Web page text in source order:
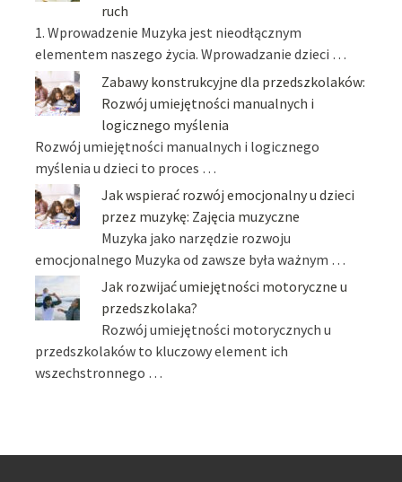
ruch
1. Wprowadzenie Muzyka jest nieodłącznym
elementem naszego życia. Wprowadzanie dzieci …
Zabawy konstrukcyjne dla przedszkolaków:
Rozwój umiejętności manualnych i
logicznego myślenia
Rozwój umiejętności manualnych i logicznego
myślenia u dzieci to proces …
Jak wspierać rozwój emocjonalny u dzieci
przez muzykę: Zajęcia muzyczne
Muzyka jako narzędzie rozwoju
emocjonalnego Muzyka od zawsze była ważnym …
Jak rozwijać umiejętności motoryczne u
przedszkolaka?
Rozwój umiejętności motorycznych u
przedszkolaków to kluczowy element ich
wszechstronnego …